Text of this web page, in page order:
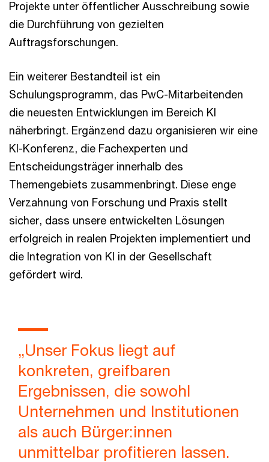
Projekte unter öffentlicher Ausschreibung sowie
die Durchführung von gezielten
Auftragsforschungen.
Ein weiterer Bestandteil ist ein
Schulungsprogramm, das PwC-Mitarbeitenden
die neuesten Entwicklungen im Bereich KI
näherbringt. Ergänzend dazu organisieren wir eine
KI-Konferenz, die Fachexperten und
Entscheidungsträger innerhalb des
Themengebiets zusammenbringt. Diese enge
Verzahnung von Forschung und Praxis stellt
sicher, dass unsere entwickelten Lösungen
erfolgreich in realen Projekten implementiert und
die Integration von KI in der Gesellschaft
gefördert wird.
„Unser Fokus liegt auf
konkreten, greifbaren
Ergebnissen, die sowohl
Unternehmen und Institutionen
als auch Bürger:innen
unmittelbar profitieren lassen.